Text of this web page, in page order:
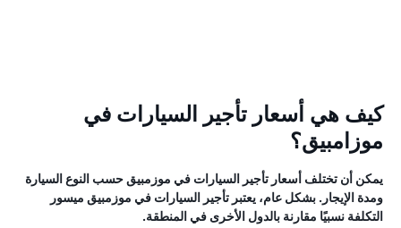
كيف هي أسعار تأجير السيارات في
موزامبيق؟
يمكن أن تختلف أسعار تأجير السيارات في موزمبيق حسب النوع السيارة
ومدة الإيجار. بشكل عام، يعتبر تأجير السيارات في موزمبيق ميسور
التكلفة نسبيًا مقارنة بالدول الأخرى في المنطقة.